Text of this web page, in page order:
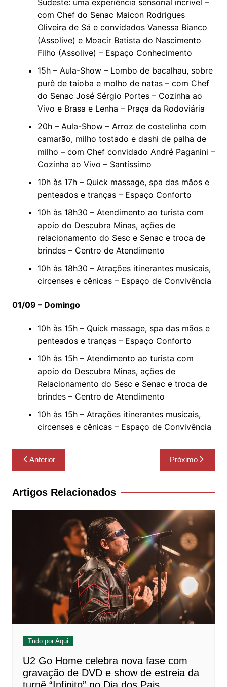
com Chef do Senac Maicon Rodrigues
Oliveira de Sá e convidados Vanessa Bianco
(Assolive) e Moacir Batista do Nascimento
Filho (Assolive) – Espaço Conhecimento
15h – Aula-Show – Lombo de bacalhau, sobre
purê de taioba e molho de natas – com Chef
do Senac José Sérgio Portes – Cozinha ao
Vivo e Brasa e Lenha – Praça da Rodoviária
20h – Aula-Show – Arroz de costelinha com
camarão, milho tostado e dashi de palha de
milho – com Chef convidado André Paganini –
Cozinha ao Vivo – Santíssimo
10h às 17h – Quick massage, spa das mãos e
penteados e tranças – Espaço Conforto
10h às 18h30 – Atendimento ao turista com
apoio do Descubra Minas, ações de
relacionamento do Sesc e Senac e troca de
brindes – Centro de Atendimento
10h às 18h30 – Atrações itinerantes musicais,
circenses e cênicas – Espaço de Convivência
01/09 – Domingo
10h às 15h – Quick massage, spa das mãos e
penteados e tranças – Espaço Conforto
10h às 15h – Atendimento ao turista com
apoio do Descubra Minas, ações de
Relacionamento do Sesc e Senac e troca de
brindes – Centro de Atendimento
10h às 15h – Atrações itinerantes musicais,
circenses e cênicas – Espaço de Convivência
Navegação
de
Post
Anterior Próximo
Artigos Relacionados
Tudo por Aqui
U2 Go Home celebra nova fase com
gravação de DVD e show de estreia da